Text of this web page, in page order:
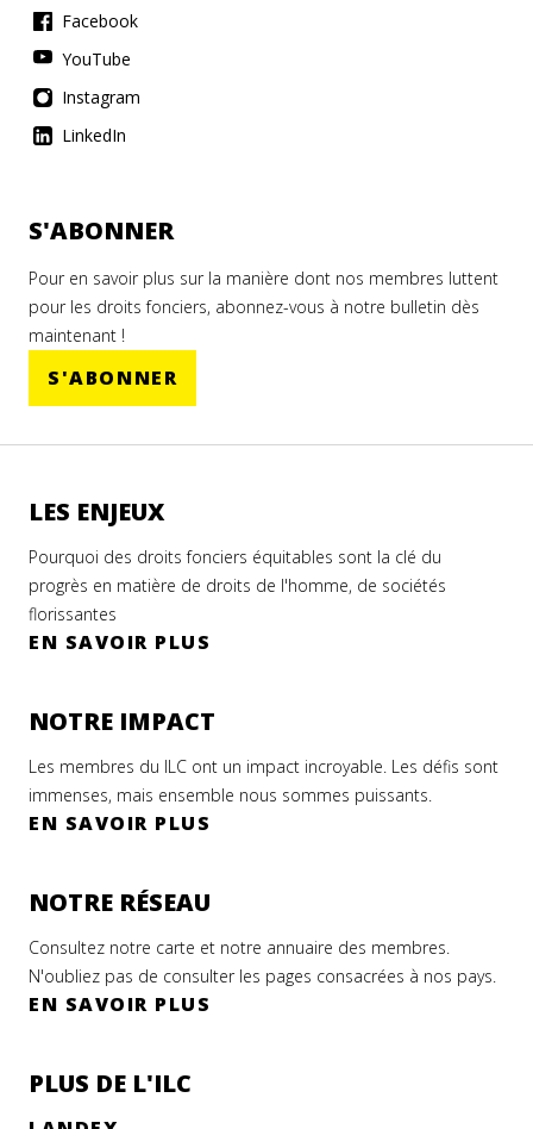
Facebook
YouTube
Instagram
LinkedIn
S'ABONNER
Pour en savoir plus sur la manière dont nos membres luttent
pour les droits fonciers, abonnez-vous à notre bulletin dès
maintenant !
S'ABONNER
LES ENJEUX
Pourquoi des droits fonciers équitables sont la clé du
progrès en matière de droits de l'homme, de sociétés
florissantes
EN SAVOIR PLUS
NOTRE IMPACT
Les membres du ILC ont un impact incroyable. Les défis sont
immenses, mais ensemble nous sommes puissants.
EN SAVOIR PLUS
NOTRE RÉSEAU
Consultez notre carte et notre annuaire des membres.
N'oubliez pas de consulter les pages consacrées à nos pays.
EN SAVOIR PLUS
PLUS DE L'ILC